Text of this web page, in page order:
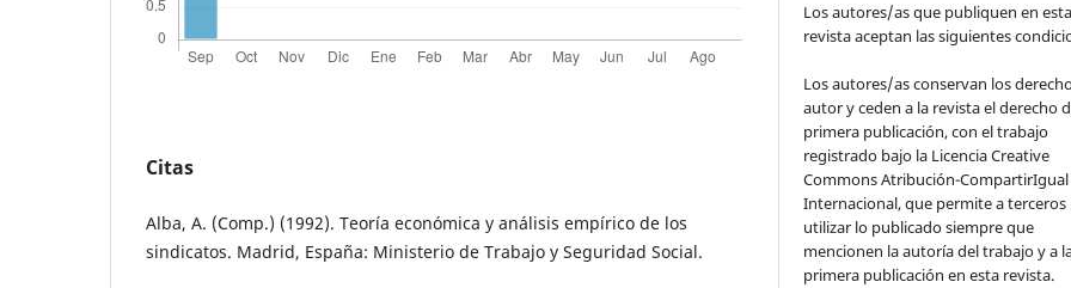
Citas
Alba, A. (Comp.) (1992). Teoría económica y análisis empírico de los
sindicatos. Madrid, España: Ministerio de Trabajo y Seguridad Social.
Los autores/as que publiquen en esta
revista aceptan las siguientes
Los autores/as conservan los
autor y ceden a la revista el derecho
primera publicación, con el trabajo
registrado bajo la Licencia Creative
Commons Atribución-CompartirIgual
Internacional, que permite a terceros
utilizar lo publicado siempre que
mencionen la autoría del trabajo y a
primera publicación en esta revista.